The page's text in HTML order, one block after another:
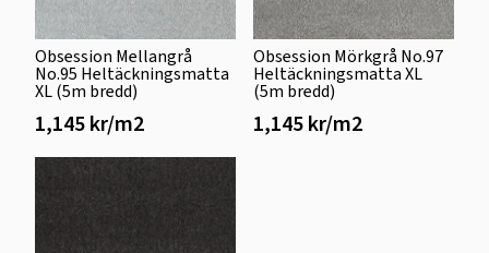
Obsession Mellangrå
No.95 Heltäckningsmatta
XL (5m bredd)
1,145 kr/m2
Obsession Mörkgrå No.97
Heltäckningsmatta XL
(5m bredd)
1,145 kr/m2